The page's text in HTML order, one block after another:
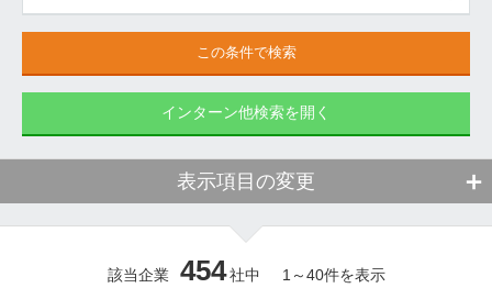
インターン他検索を開く
表示項目の変更
該当企業 454 社中 1 ～40件を表示